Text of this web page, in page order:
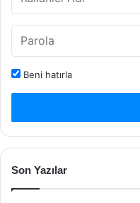
Beni hatırla
Son Yazılar